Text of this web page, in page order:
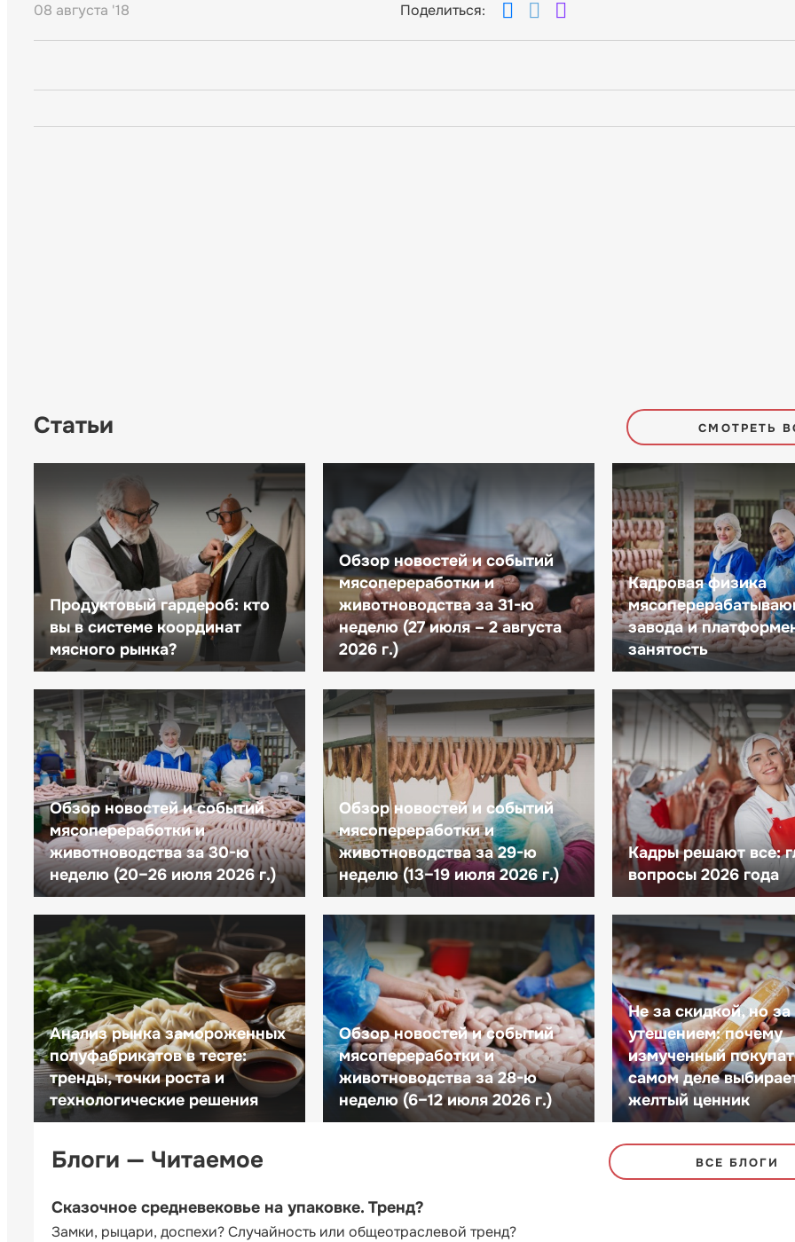
08 августа '18 Поделиться:
Статьи СМОТРЕТЬ
Продуктовый гардероб: кто
вы в системе координат
мясного рынка?
Обзор новостей и событий
мясопереработки и
животноводства за 31-ю
неделю (27 июля – 2 августа
2026 г.)
Кадровая физика
завода и
занятость
Обзор новостей и событий
мясопереработки и
животноводства за 30-ю
неделю (20–26 июля 2026 г.)
Обзор новостей и событий
мясопереработки и
животноводства за 29-ю
неделю (13–19 июля 2026 г.)
Кадры решают все:
вопросы 2026 года
Анализ рынка замороженных
полуфабрикатов в тесте:
тренды, точки роста и
технологические решения
Обзор новостей и событий
мясопереработки и
животноводства за 28-ю
неделю (6–12 июля 2026 г.)
Не за скидкой, но за
утешением: почему
измученный
самом деле
желтый ценник
Блоги — Читаемое ВСЕ БЛОГИ
Сказочное средневековье на упаковке. Тренд?
Замки, рыцари, доспехи? Случайность или общеотраслевой тренд?